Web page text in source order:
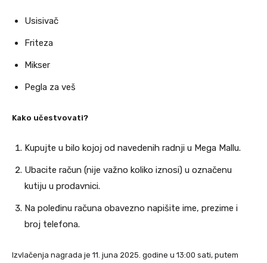
Usisivač
Friteza
Mikser
Pegla za veš
Kako učestvovati?
Kupujte u bilo kojoj od navedenih radnji u Mega Mallu.
Ubacite račun (nije važno koliko iznosi) u označenu
kutiju u prodavnici.
Na poleđinu računa obavezno napišite ime, prezime i
broj telefona.
Izvlačenja nagrada je 11. juna 2025. godine u 13:00 sati, putem